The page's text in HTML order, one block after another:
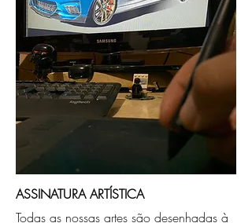
ASSINATURA ARTÍSTICA
Todas as nossas artes são desenhadas à